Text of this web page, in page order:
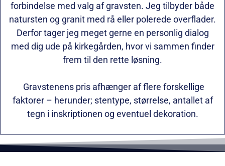
forbindelse med valg af gravsten. Jeg tilbyder både
natursten og granit med rå eller polerede overflader.
Derfor tager jeg meget gerne en personlig dialog
med dig ude på kirkegården, hvor vi sammen finder
frem til den rette løsning.
Gravstenens pris afhænger af flere forskellige
faktorer – herunder; stentype, størrelse, antallet af
tegn i inskriptionen og eventuel dekoration.